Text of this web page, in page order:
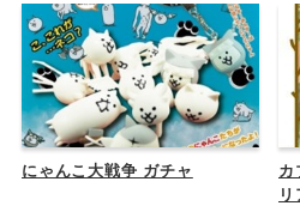
にゃんこ大戦争 ガチャ
カ